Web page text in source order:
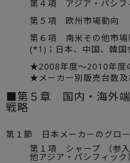
第４項 アジア・パシフ
第５項 欧州市場動向
第６項 南米その他市場
(*1)；日本、中国、韓国
★2008年度～2010年度
★メーカー別販売台数及
■第５章 国内・海外端
戦略
第１節 日本メーカーのグロ
第１項 シャープ （参
他アジア・パシフィック